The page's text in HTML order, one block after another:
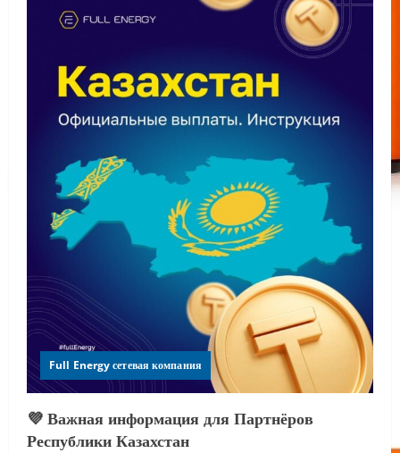
Full Energy сетевая компания
💜 Важная информация для Партнёров
Республики Казахстан